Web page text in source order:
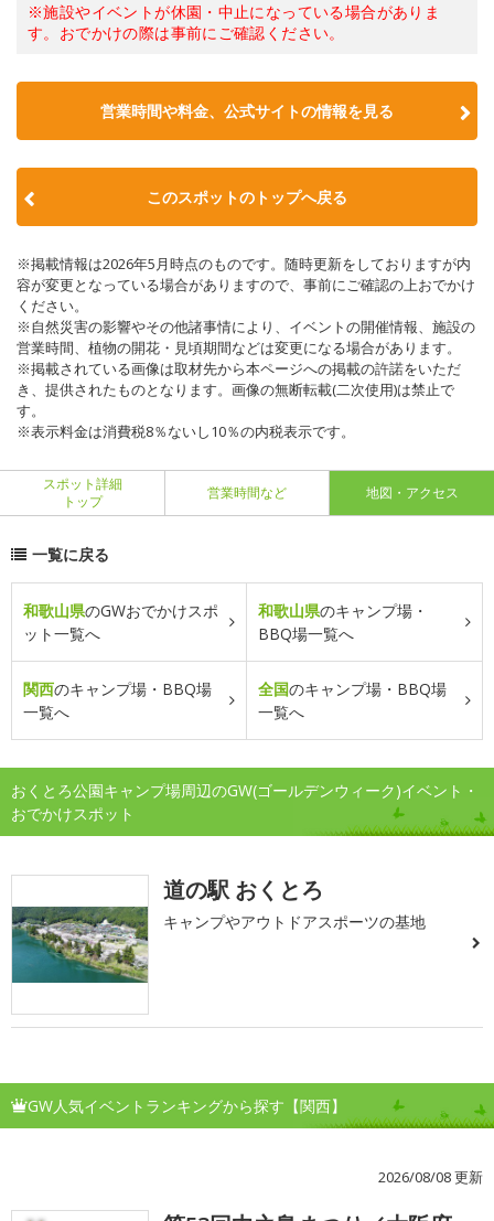
※施設やイベントが休園・中止になっている場合がありま
す。おでかけの際は事前にご確認ください。
営業時間や料金、公式サイトの情報を見る
このスポットのトップへ戻る
※掲載情報は2026年5月時点のものです。随時更新をしておりますが内
容が変更となっている場合がありますので、事前にご確認の上おでかけ
ください。
※自然災害の影響やその他諸事情により、イベントの開催情報、施設の
営業時間、植物の開花・見頃期間などは変更になる場合があります。
※掲載されている画像は取材先から本ページへの掲載の許諾をいただ
き、提供されたものとなります。画像の無断転載(二次使用)は禁止で
す。
※表示料金は消費税8％ないし10％の内税表示です。
スポット詳細
トップ
営業時間など 地図・アクセス
一覧に戻る
和歌山県のGWおでかけスポ
ット一覧へ
和歌山県のキャンプ場・
BBQ場一覧へ
関西のキャンプ場・BBQ場
一覧へ
全国のキャンプ場・BBQ場
一覧へ
おくとろ公園キャンプ場周辺のGW(ゴールデンウィーク)イベント・
おでかけスポット
道の駅 おくとろ
キャンプやアウトドアスポーツの基地
GW人気イベントランキングから探す【関西】
2026/08/08 更新